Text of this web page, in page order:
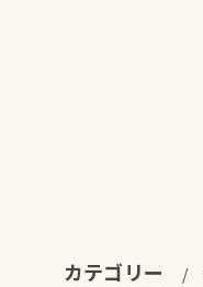
カテゴリー